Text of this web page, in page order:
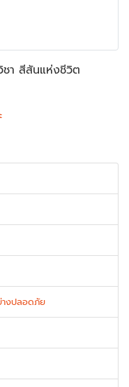
ชา สีสันแห่งชีวิต
งปลอดภัย